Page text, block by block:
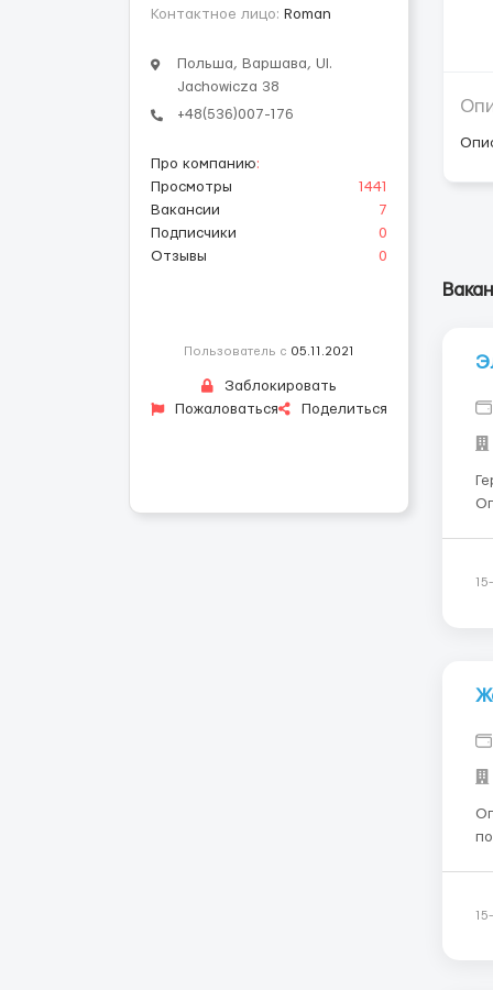
Контактное лицо: Roman
Польша, Варшава, Ul.
Jachowicza 38
+48(536)007-176
Про компанию:
Просмотры
1441
Вакансии
7
Подписчики
0
Отзывы
0
Пользователь с 05.11.2021
Заблокировать
Пожаловаться
Поделиться
Опекунка